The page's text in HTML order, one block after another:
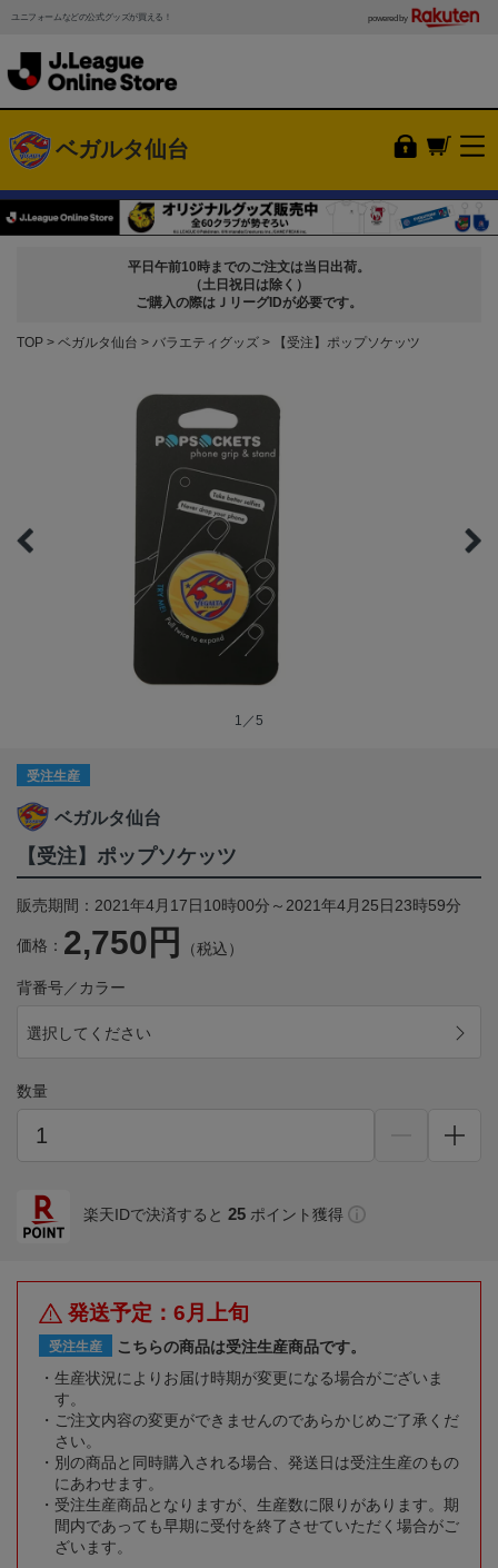
ユニフォームなどの公式グッズが買える！ powered by
ベガルタ仙台
平日午前10時までのご注文は当日出荷。
（土日祝日は除く）
ご購入の際はＪリーグIDが必要です。
TOP ベガルタ仙台 バラエティグッズ 【受注】ポップソケッツ
1／5
受注生産
ベガルタ仙台
【受注】ポップソケッツ
販売期間：2021年4月17日10時00分～2021年4月25日23時59分
価格： 2,750円 （税込）
背番号／カラー
選択してください
数量
楽天IDで決済すると 25 ポイント獲得
発送予定：6月上旬
受注生産
こちらの商品は受注生産商品です。
生産状況によりお届け時期が変更になる場合がございま
す。
ご注文内容の変更ができませんのであらかじめご了承くだ
さい。
別の商品と同時購入される場合、発送日は受注生産のもの
にあわせます。
受注生産商品となりますが、生産数に限りがあります。期
間内であっても早期に受付を終了させていただく場合がご
ざいます。